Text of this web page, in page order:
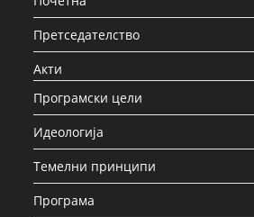
Претседателство
Акти
Програмски цели
Идеологија
Темелни принципи
Програма